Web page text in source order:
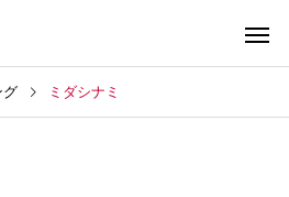
グ ミダシナミ